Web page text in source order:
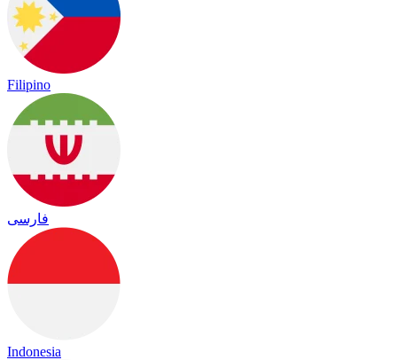
Filipino
فارسی
Indonesia